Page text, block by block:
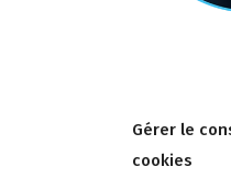
Gérer le
cookies
4 rue de la Tour 85150 Les